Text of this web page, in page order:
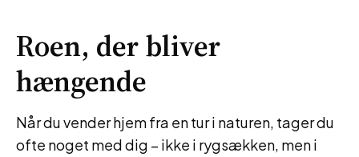
Roen, der bliver
hængende
Når du vender hjem fra en tur i naturen, tager du
ofte noget med dig – ikke i rygsækken, men i